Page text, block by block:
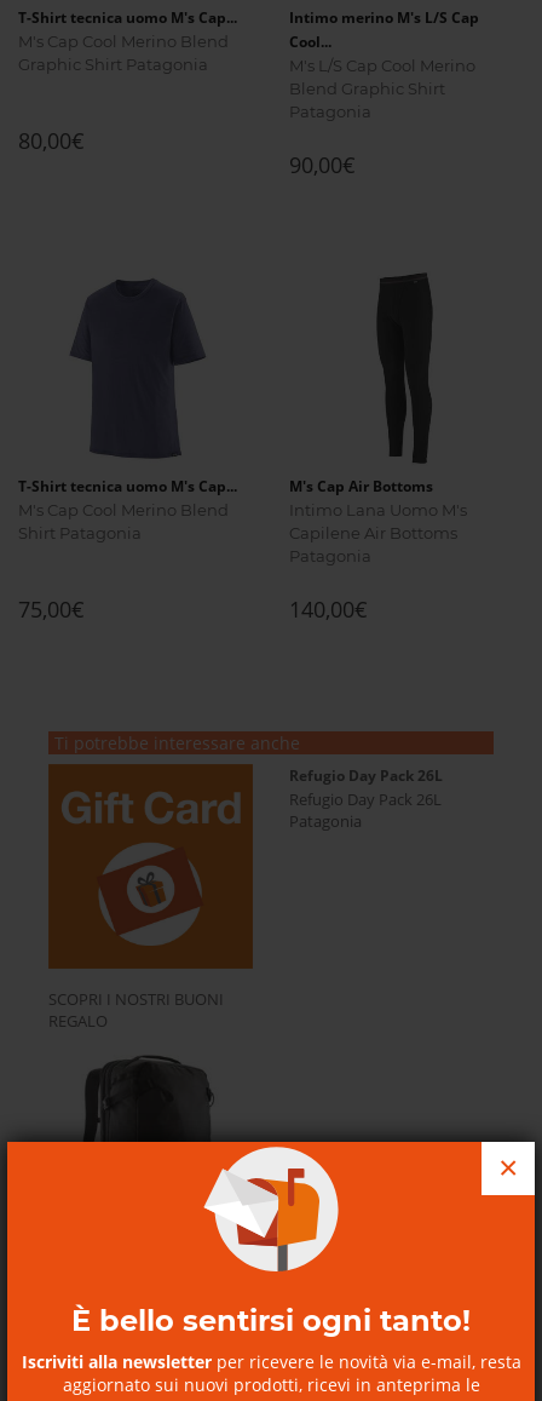
È bello sentirsi ogni tanto!
Iscriviti alla newsletterper ricevere le novità via e-mail, resta
aggiornato sui nuovi prodotti, ricevi in anteprima le
×
T-Shirt tecnica uomo M's Cap...
M's Cap Cool Merino Blend
Graphic Shirt Patagonia
80,00€
Intimo merino M's L/S Cap
Cool...
M's L/S Cap Cool Merino
Blend Graphic Shirt
Patagonia
90,00€
T-Shirt tecnica uomo M's Cap...
M's Cap Cool Merino Blend
Shirt Patagonia
75,00€
M's Cap Air Bottoms
Intimo Lana Uomo M's
Capilene Air Bottoms
Patagonia
140,00€
Ti potrebbe interessare anche
SCOPRI I NOSTRI BUONI
REGALO
Refugio Day Pack 26L
Refugio Day Pack 26L
Patagonia
Black Hole MLC Patagonia
Baselayer in lana